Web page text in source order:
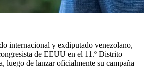
internacional y exdiputado venezolano,
de EEUU en el 11.º Distrito
luego de lanzar oficialmente su campaña